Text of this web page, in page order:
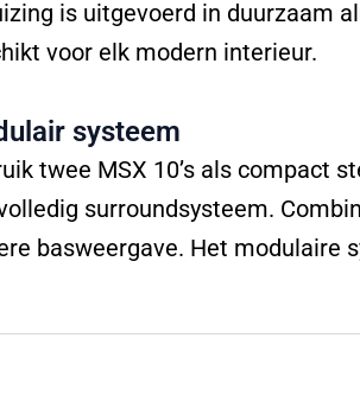
is uitgevoerd in duurzaam
voor elk modern interieur.
systeem
twee MSX 10’s als compact
surroundsysteem.
basweergave. Het modulaire